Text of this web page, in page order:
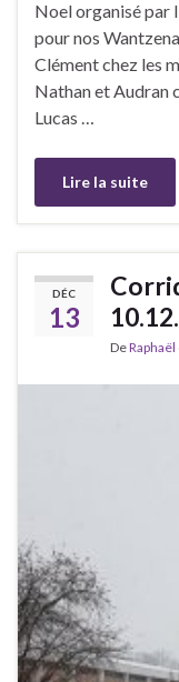
Noel organisé par
pour nos
Clément chez les
Nathan et Audran
Lucas …
Lire la suite
DÉC
13
DeRaphaël